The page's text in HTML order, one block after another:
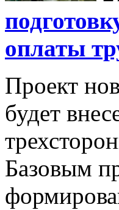
оплаты
Проект
будет
Базовым